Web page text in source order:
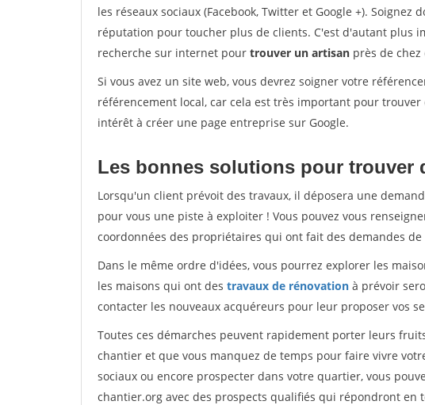
les réseaux sociaux (Facebook, Twitter et Google +). Soignez
réputation pour toucher plus de clients. C'est d'autant plus
recherche sur internet pour trouver un artisan près de chez
Si vous avez un site web, vous devrez soigner votre
référencement local, car cela est très important pour
intérêt à créer une page entreprise sur Google.
Les bonnes solutions pour trouver
Lorsqu'un client prévoit des travaux, il déposera une
pour vous une piste à exploiter ! Vous pouvez vous
coordonnées des propriétaires qui ont fait des demandes
Dans le même ordre d'idées, vous pourrez explorer les
les maisons qui ont des travaux de rénovation à prévoir
contacter les nouveaux acquéreurs pour leur proposer vos
Toutes ces démarches peuvent rapidement porter leurs
chantier et que vous manquez de temps pour faire vivre
sociaux ou encore prospecter dans votre quartier, vous
chantier.org avec des prospects qualifiés qui répondront en